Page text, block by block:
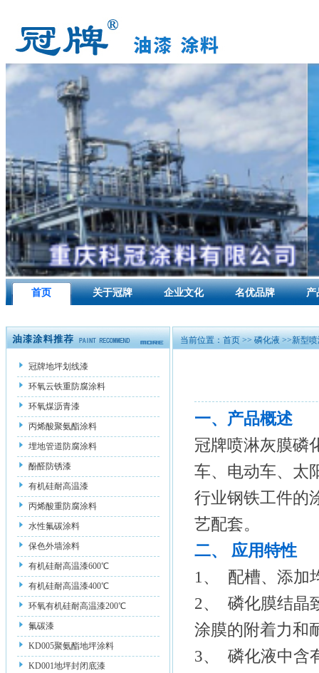
首页 关于冠牌 企业文化 名优品牌 产
冠牌地坪划线漆
环氧云铁重防腐涂料
环氧煤沥青漆
丙烯酸聚氨酯涂料
埋地管道防腐涂料
酚醛防锈漆
有机硅耐高温漆
丙烯酸重防腐涂料
水性氟碳涂料
保色外墙涂料
有机硅耐高温漆600℃
有机硅耐高温漆400℃
环氧有机硅耐高温漆200℃
氟碳漆
KD005聚氨酯地坪涂料
KD001地坪封闭底漆
当前位置：首页>>磷化液>>新型喷
一、产品概述
冠牌喷淋灰膜磷
车、电动车、太
行业钢铁工件的
艺配套。
二、
应用特性
1、 配槽、添加
2、 磷化膜结晶
涂膜的附着力和
3、 磷化液中含